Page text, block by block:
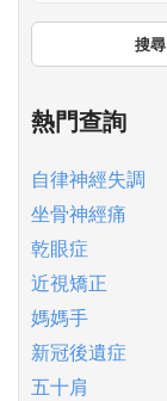
搜尋
熱門查詢
自律神經失調
坐骨神經痛
乾眼症
近視矯正
媽媽手
新冠後遺症
五十肩